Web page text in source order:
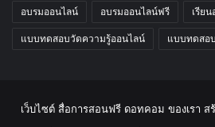
อบรมออนไลน์ อบรมออนไลน์ฟรี เรีย
แบบทดสอบวัดความรู้ออนไลน์ แบบทดสอ
เว็บไซต์ สื่อการสอนฟรี ดอทคอม ของเรา ส